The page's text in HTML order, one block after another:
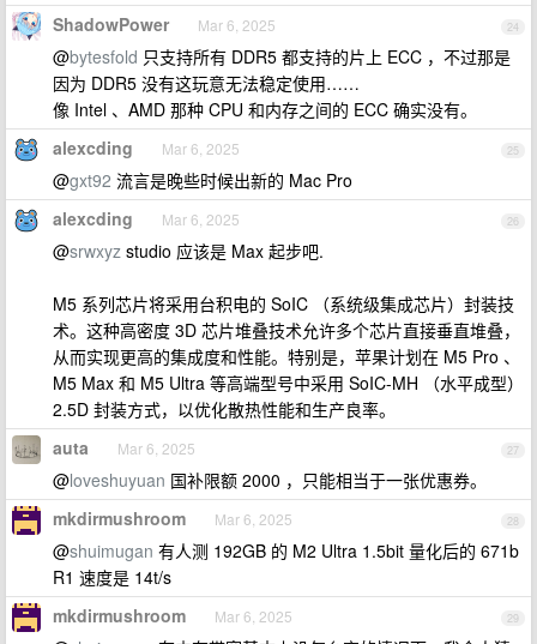
24
ShadowPower Mar 6, 2025
@bytesfold 只支持所有 DDR5 都支持的片上 ECC ，不过那是
因为 DDR5 没有这玩意无法稳定使用……
像 Intel 、AMD 那种 CPU 和内存之间的 ECC 确实没有。
25
alexcding Mar 6, 2025
@gxt92 流言是晚些时候出新的 Mac Pro
26
alexcding Mar 6, 2025
@srwxyz studio 应该是 Max 起步吧.
M5 系列芯片将采用台积电的 SoIC （系统级集成芯片）封装技
术。这种高密度 3D 芯片堆叠技术允许多个芯片直接垂直堆叠，
从而实现更高的集成度和性能。特别是，苹果计划在 M5 Pro 、
M5 Max 和 M5 Ultra 等高端型号中采用 SoIC-MH （水平成型）
2.5D 封装方式，以优化散热性能和生产良率。
27
auta Mar 6, 2025
@loveshuyuan 国补限额 2000 ，只能相当于一张优惠券。
28
mkdirmushroom Mar 6, 2025
@shuimugan 有人测 192GB 的 M2 Ultra 1.5bit 量化后的 671b
R1 速度是 14t/s
29
mkdirmushroom Mar 6, 2025